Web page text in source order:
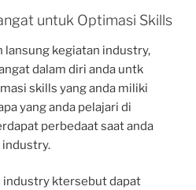
untuk Optimasi Skills
lansung kegiatan industry,
dalam diri anda untk
skills yang anda miliki
yang anda pelajari di
perbedaat saat anda
industry ktersebut dapat